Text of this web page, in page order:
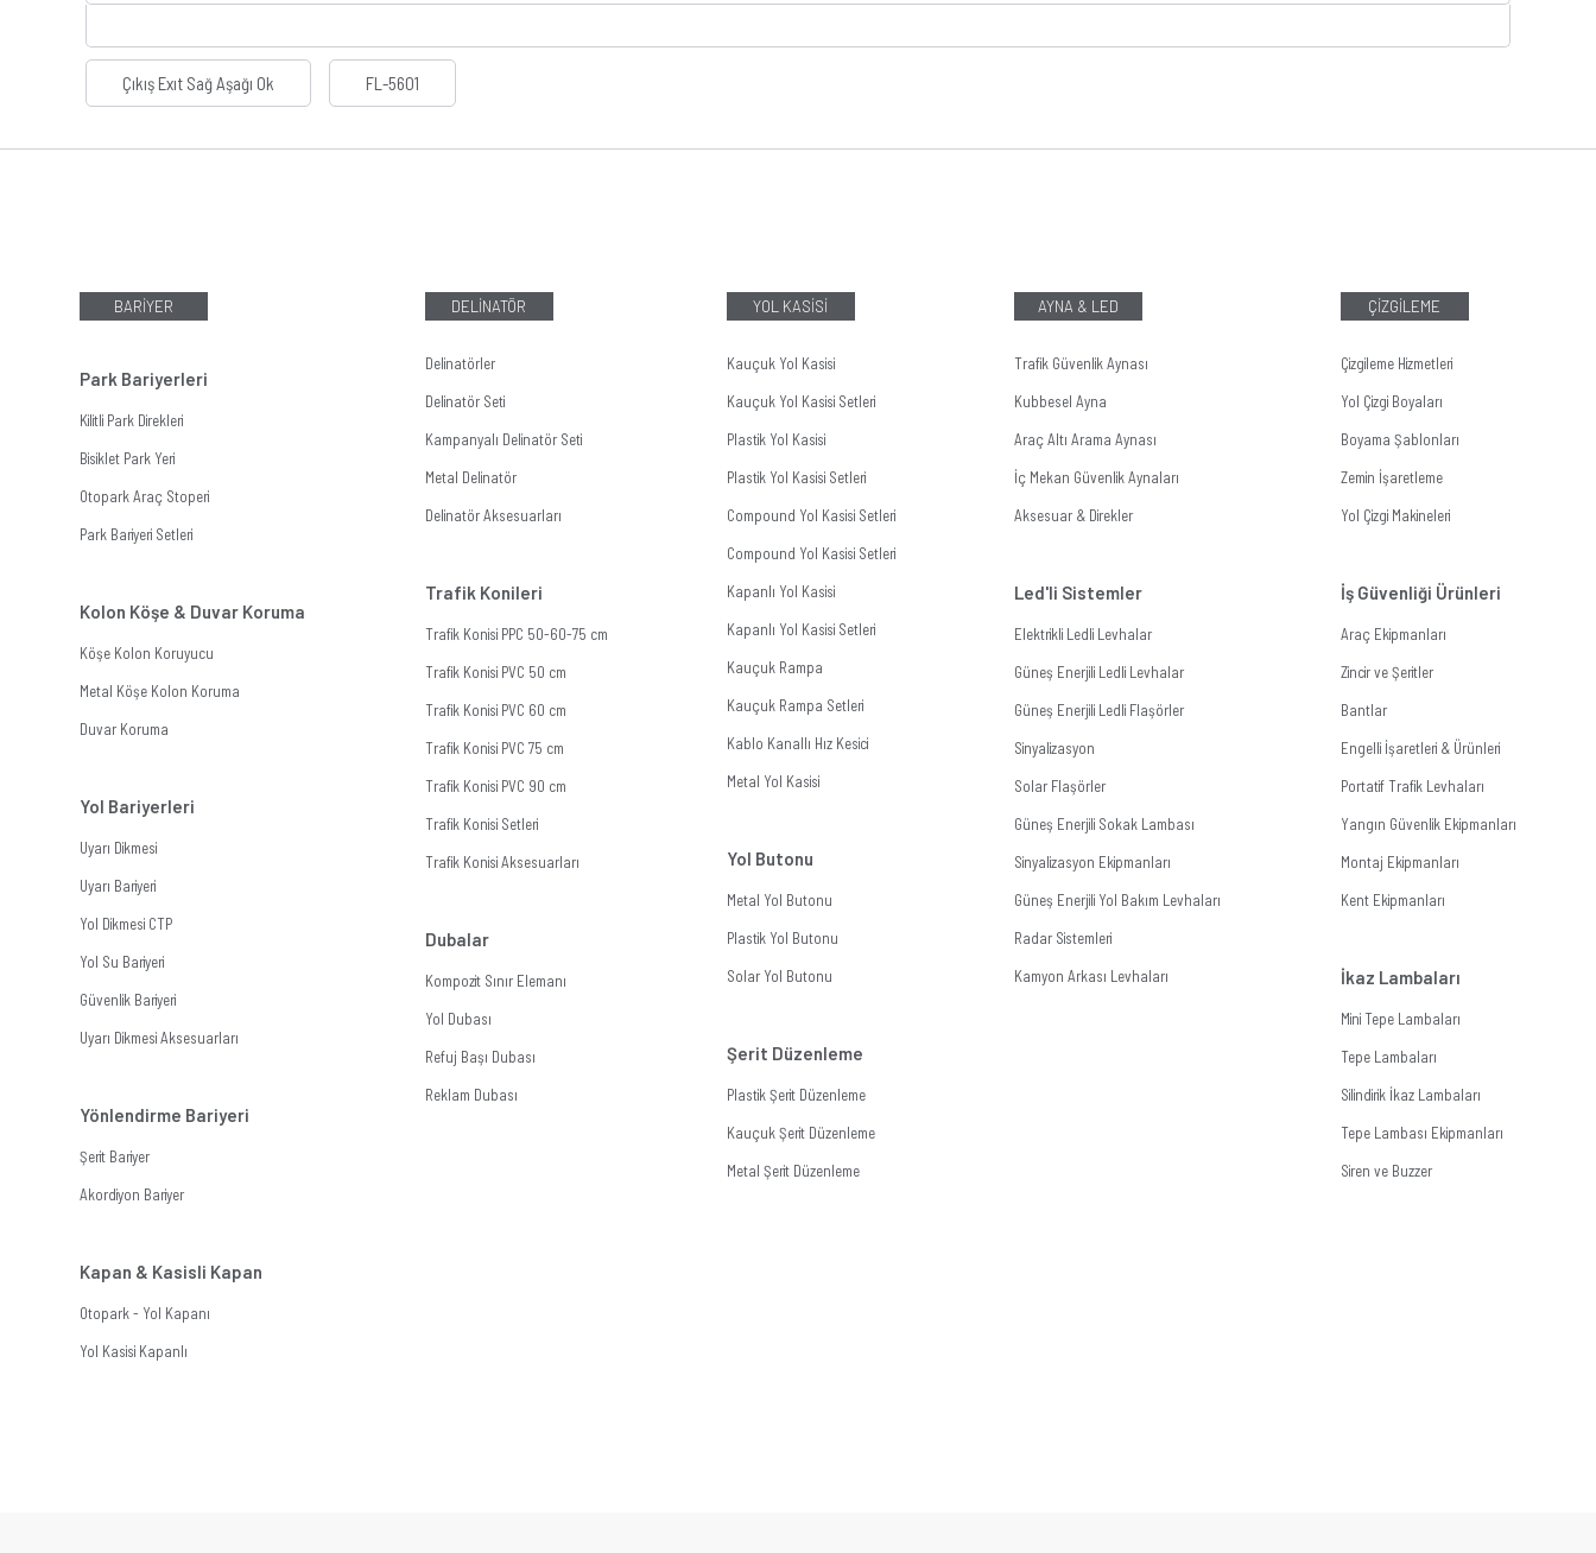
Çıkış Exıt Sağ Aşağı Ok FL-5601
BARİYER
Park Bariyerleri
Kilitli Park Direkleri
Bisiklet Park Yeri
Otopark Araç Stoperi
Park Bariyeri Setleri
Kolon Köşe & Duvar Koruma
Köşe Kolon Koruyucu
Metal Köşe Kolon Koruma
Duvar Koruma
Yol Bariyerleri
Uyarı Dikmesi
Uyarı Bariyeri
Yol Dikmesi CTP
Yol Su Bariyeri
Güvenlik Bariyeri
Uyarı Dikmesi Aksesuarları
Yönlendirme Bariyeri
Şerit Bariyer
Akordiyon Bariyer
Kapan & Kasisli Kapan
Otopark - Yol Kapanı
Yol Kasisi Kapanlı
DELİNATÖR
Delinatörler
Delinatör Seti
Kampanyalı Delinatör Seti
Metal Delinatör
Delinatör Aksesuarları
Trafik Konileri
Trafik Konisi PPC 50-60-75 cm
Trafik Konisi PVC 50 cm
Trafik Konisi PVC 60 cm
Trafik Konisi PVC 75 cm
Trafik Konisi PVC 90 cm
Trafik Konisi Setleri
Trafik Konisi Aksesuarları
Dubalar
Kompozit Sınır Elemanı
Yol Dubası
Refuj Başı Dubası
Reklam Dubası
YOL KASİSİ
Kauçuk Yol Kasisi
Kauçuk Yol Kasisi Setleri
Plastik Yol Kasisi
Plastik Yol Kasisi Setleri
Compound Yol Kasisi Setleri
Compound Yol Kasisi Setleri
Kapanlı Yol Kasisi
Kapanlı Yol Kasisi Setleri
Kauçuk Rampa
Kauçuk Rampa Setleri
Kablo Kanallı Hız Kesici
Metal Yol Kasisi
Yol Butonu
Metal Yol Butonu
Plastik Yol Butonu
Solar Yol Butonu
Şerit Düzenleme
Plastik Şerit Düzenleme
Kauçuk Şerit Düzenleme
Metal Şerit Düzenleme
AYNA & LED
Trafik Güvenlik Aynası
Kubbesel Ayna
Araç Altı Arama Aynası
İç Mekan Güvenlik Aynaları
Aksesuar & Direkler
Led'li Sistemler
Elektrikli Ledli Levhalar
Güneş Enerjili Ledli Levhalar
Güneş Enerjili Ledli Flaşörler
Sinyalizasyon
Solar Flaşörler
Güneş Enerjili Sokak Lambası
Sinyalizasyon Ekipmanları
Güneş Enerjili Yol Bakım Levhaları
Radar Sistemleri
Kamyon Arkası Levhaları
ÇİZGİLEME
Çizgileme Hizmetleri
Yol Çizgi Boyaları
Boyama Şablonları
Zemin İşaretleme
Yol Çizgi Makineleri
İş Güvenliği Ürünleri
Araç Ekipmanları
Zincir ve Şeritler
Bantlar
Engelli İşaretleri & Ürünleri
Portatif Trafik Levhaları
Yangın Güvenlik Ekipmanları
Montaj Ekipmanları
Kent Ekipmanları
İkaz Lambaları
Mini Tepe Lambaları
Tepe Lambaları
Silindirik İkaz Lambaları
Tepe Lambası Ekipmanları
Siren ve Buzzer